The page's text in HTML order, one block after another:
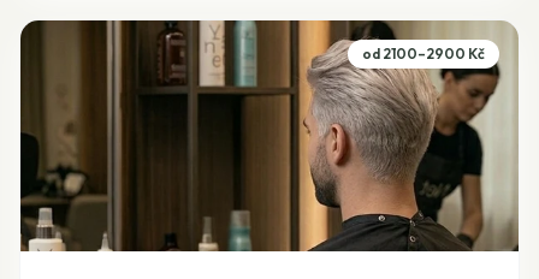
od 2100–2900 Kč